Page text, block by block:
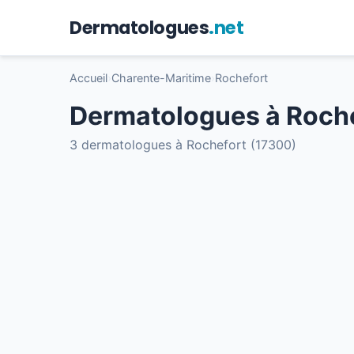
Dermatologues.net
Accueil Charente-Maritime Rochefort
Dermatologues à
3 dermatologues à Rochefort (17300)